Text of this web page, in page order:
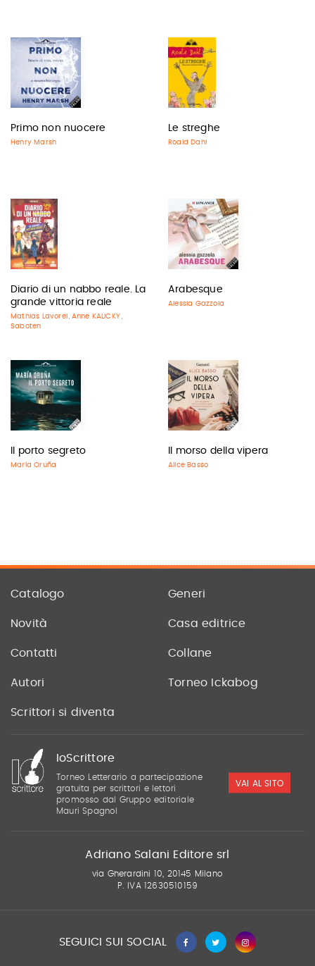
Primo non nuocere
Henry Marsh
Le streghe
Roald Dahl
Diario di un nabbo reale. La
grande vittoria reale
Mathias Lavorel , Anne KALICKY ,
Saboten
Arabesque
Alessia Gazzola
Il porto segreto
María Oruña
Il morso della vipera
Alice Basso
Catalogo Generi
Novità Casa editrice
Contatti Collane
Autori Torneo Ickabog
Scrittori si diventa
IoScrittore
Torneo Letterario a partecipazione
gratuita per scrittori e lettori
promosso dal Gruppo editoriale
Mauri Spagnol
VAI AL SITO
Adriano Salani Editore srl
via Gherardini 10, 20145 Milano
P. IVA 12630510159
SEGUICI SUI SOCIAL